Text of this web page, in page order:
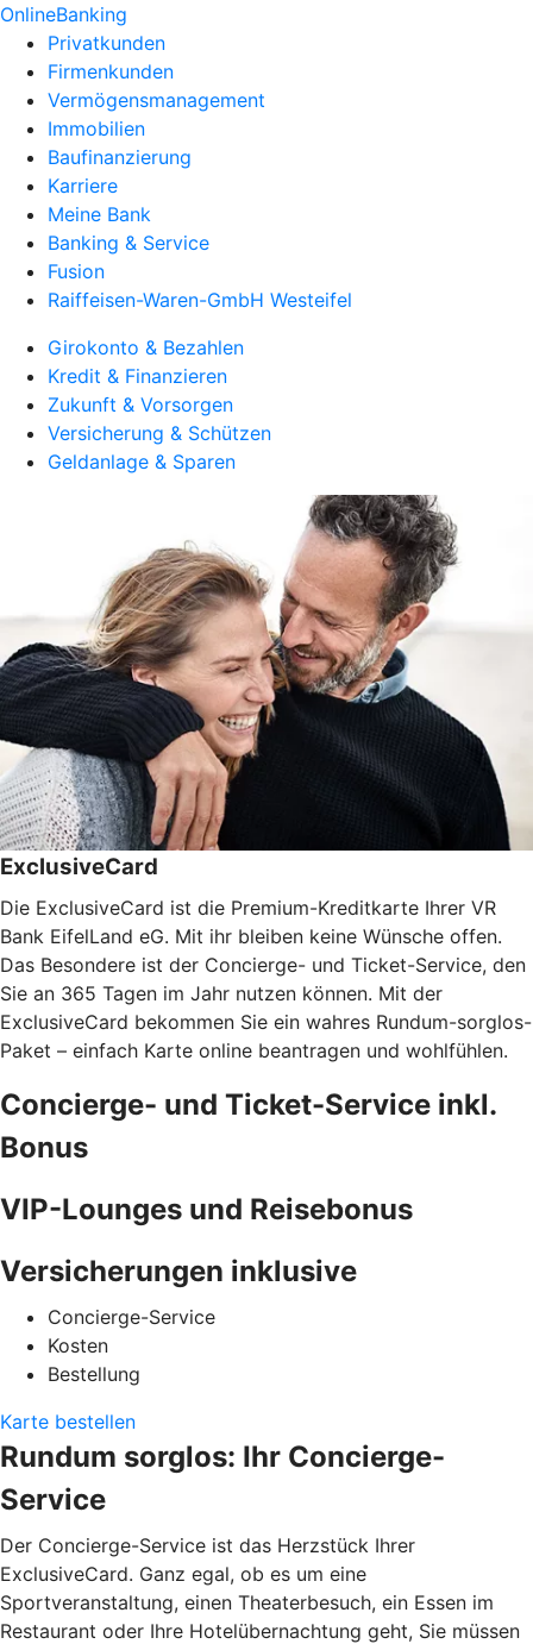
OnlineBanking
Privatkunden
Firmenkunden
Vermögensmanagement
Immobilien
Baufinanzierung
Karriere
Meine Bank
Banking & Service
Fusion
Raiffeisen-Waren-GmbH Westeifel
Girokonto & Bezahlen
Kredit & Finanzieren
Zukunft & Vorsorgen
Versicherung & Schützen
Geldanlage & Sparen
ExclusiveCard
Die ExclusiveCard ist die Premium-Kreditkarte Ihrer VR
Bank EifelLand eG. Mit ihr bleiben keine Wünsche offen.
Das Besondere ist der Concierge- und Ticket-Service, den
Sie an 365 Tagen im Jahr nutzen können. Mit der
ExclusiveCard bekommen Sie ein wahres Rundum-sorglos-
Paket – einfach Karte online beantragen und wohlfühlen.
Concierge- und Ticket-Service inkl.
Bonus
VIP-Lounges und Reisebonus
Versicherungen inklusive
Concierge-Service
Kosten
Bestellung
Karte bestellen
Rundum sorglos: Ihr Concierge-
Service
Der Concierge-Service ist das Herzstück Ihrer
ExclusiveCard. Ganz egal, ob es um eine
Sportveranstaltung, einen Theaterbesuch, ein Essen im
Restaurant oder Ihre Hotelübernachtung geht, Sie müssen